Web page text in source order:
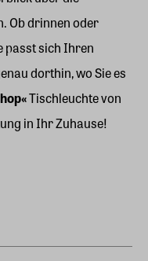
Ob drinnen oder
passt sich Ihren
dorthin, wo Sie es
Tischleuchte von
in Ihr Zuhause!